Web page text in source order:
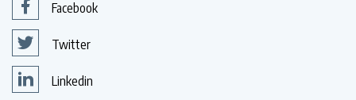
Facebook
Twitter
Linkedin